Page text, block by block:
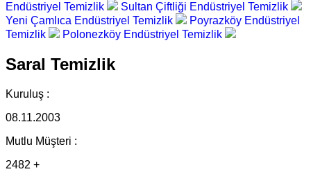
Endüstriyel Temizlik
Sultan Çiftliği Endüstriyel Temizlik
Yeni Çamlıca Endüstriyel Temizlik
Poyrazköy Endüstriyel
Temizlik
Polonezköy Endüstriyel Temizlik
Saral Temizlik
Kuruluş :
08.11.2003
Mutlu Müşteri :
2482 +